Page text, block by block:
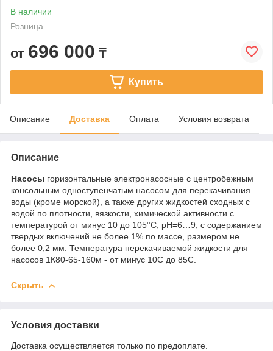
В наличии
Розница
от 696 000 ₸
Купить
Описание Доставка Оплата Условия возврата
Описание
Насосы горизонтальные электронасосные с центробежным
консольным одноступенчатым насосом для перекачивания
воды (кроме морской), а также других жидкостей сходных с
водой по плотности, вязкости, химической активности с
температурой от минус 10 до 105°С, рН=6…9, с содержанием
твердых включений не более 1% по массе, размером не
более 0,2 мм. Температура перекачиваемой жидкости для
насосов 1К80-65-160м - от минус 10С до 85С.
Скрыть
Условия доставки
Доставка осуществляется только по предоплате.